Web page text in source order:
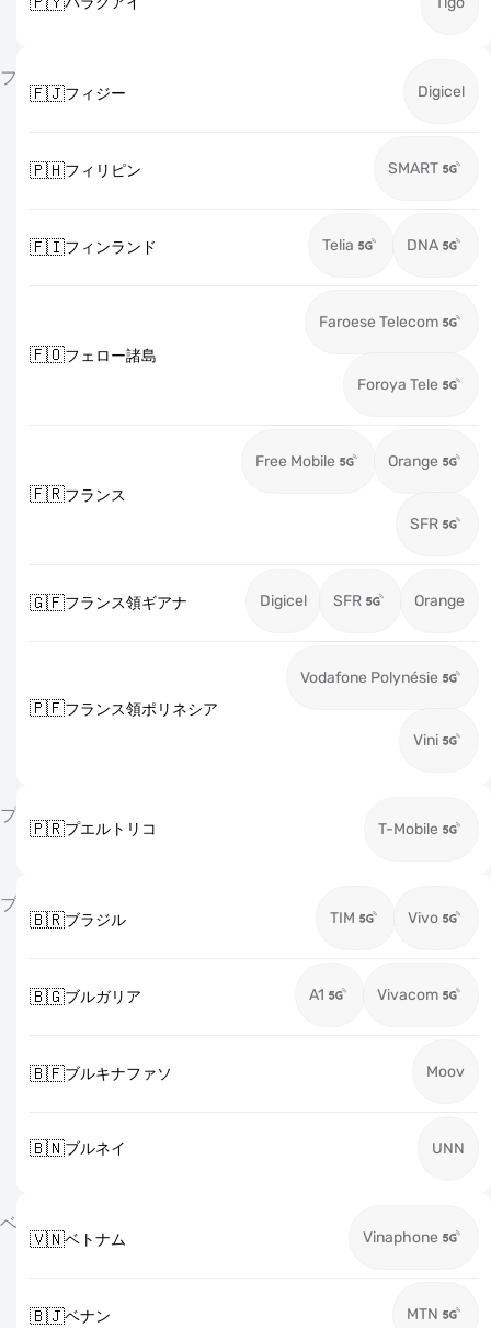
フ
🇫🇯フィジー Digicel
🇵🇭フィリピン SMART
🇫🇮フィンランド Telia DNA
🇫🇴フェロー諸島
Faroese Telecom
Foroya Tele
🇫🇷フランス
Free Mobile Orange
SFR
🇬🇫フランス領ギアナ Digicel SFR Orange
🇵🇫フランス領ポリネシア
Vodafone Polynésie
Vini
プ
🇵🇷プエルトリコ T-Mobile
ブ
🇧🇷ブラジル TIM Vivo
🇧🇬ブルガリア A1 Vivacom
🇧🇫ブルキナファソ Moov
🇧🇳ブルネイ UNN
ベ
🇻🇳ベトナム Vinaphone
🇧🇯ベナン MTN